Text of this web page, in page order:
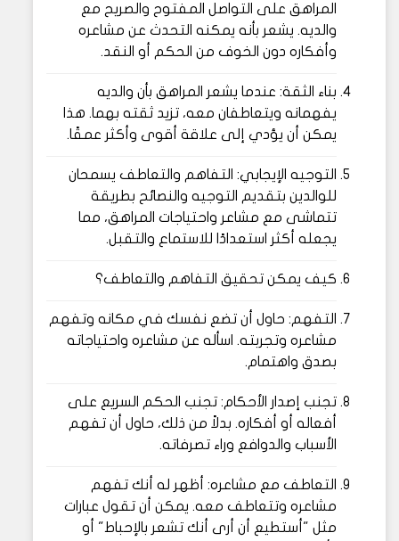
المراهق على التواصل المفتوح والصريح مع
والديه. يشعر بأنه يمكنه التحدث عن مشاعره
وأفكاره دون الخوف من الحكم أو النقد.
بناء الثقة: عندما يشعر المراهق بأن والديه
يفهمانه ويتعاطفان معه، تزيد ثقته بهما. هذا
يمكن أن يؤدي إلى علاقة أقوى وأكثر عمقًا.
التوجيه الإيجابي: التفاهم والتعاطف يسمحان
للوالدين بتقديم التوجيه والنصائح بطريقة
تتماشى مع مشاعر واحتياجات المراهق، مما
يجعله أكثر استعدادًا للاستماع والتقبل.
كيف يمكن تحقيق التفاهم والتعاطف؟
التفهم: حاول أن تضع نفسك في مكانه وتفهم
مشاعره وتجربته. اسأله عن مشاعره واحتياجاته
بصدق واهتمام.
تجنب إصدار الأحكام: تجنب الحكم السريع على
أفعاله أو أفكاره. بدلاً من ذلك، حاول أن تفهم
الأسباب والدوافع وراء تصرفاته.
التعاطف مع مشاعره: أظهر له أنك تفهم
مشاعره وتتعاطف معه. يمكن أن تقول عبارات
مثل "أستطيع أن أرى أنك تشعر بالإحباط" أو